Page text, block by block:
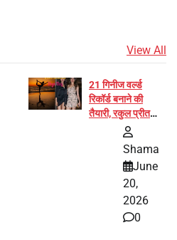
View All
21 गिनीज वर्ल्ड
रिकॉर्ड बनाने की
तैयारी, रकुल प्रीत
और प्रज्ञा जायसवाल
Shama
June
20,
2026
0